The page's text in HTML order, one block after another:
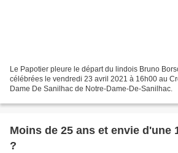
Le Papotier pleure le départ du lindois Bruno
célébrées le vendredi 23 avril 2021 à 16h00 au
Dame De Sanilhac de Notre-Dame-De-Sanilhac.
Moins de 25 ans et envie d'une
?